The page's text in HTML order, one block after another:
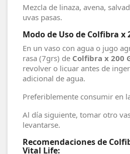
Mezcla de linaza, avena,
uvas pasas.
Modo de Uso de Colfibra x
En un vaso con agua o jugo
rasa (7grs) de Colfibra x 200
revolver o licuar antes de
adicional de agua.
Preferiblemente consumir en
Al día siguiente, tomar otro
levantarse.
Recomendaciones de
Vital Life: